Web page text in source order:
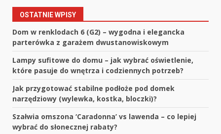
OSTATNIE WPISY
Dom w renklodach 6 (G2) – wygodna i elegancka
parterówka z garażem dwustanowiskowym
Lampy sufitowe do domu – jak wybrać oświetlenie,
które pasuje do wnętrza i codziennych potrzeb?
Jak przygotować stabilne podłoże pod domek
narzędziowy (wylewka, kostka, bloczki)?
Szałwia omszona ‘Caradonna’ vs lawenda – co lepiej
wybrać do słonecznej rabaty?